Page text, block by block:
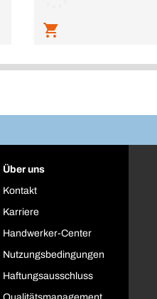
Über uns
Kontakt
Karriere
Handwerker-Center
Nutzungsbedingungen
Haftungsausschluss